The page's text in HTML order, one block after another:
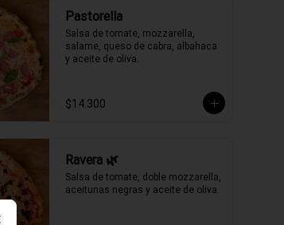
Pastorella
Salsa de tomate, mozzarella,
salame, queso de cabra, albahaca
y aceite de oliva.
$14.300
Ravera 🌿
Salsa de tomate, doble mozzarella,
aceitunas negras y aceite de oliva.